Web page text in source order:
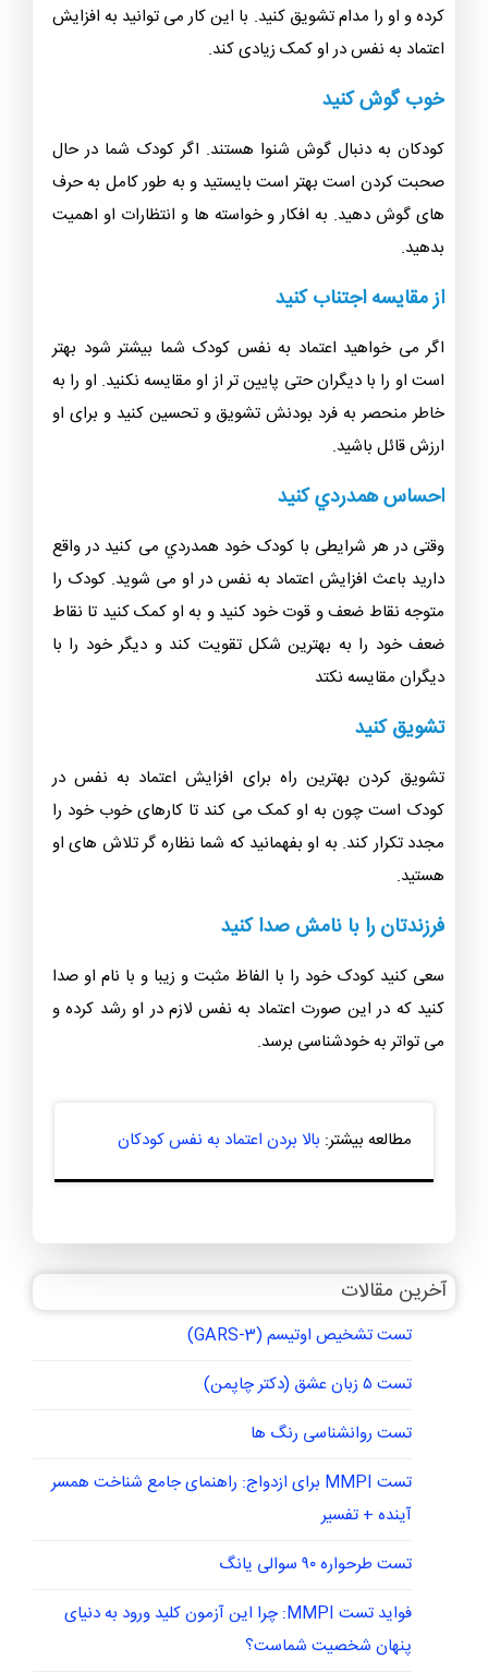
خرید کتاب(کلیک)
از اتفاقات مثبت تجليل كنيد
بهتر است با صدای بلند از کارهای خوب کودک خود صحبت
کرده و او را مدام تشویق کنید. با این کار می توانید به افزایش
اعتماد به نفس در او کمک زیادی کند.
خوب گوش كنيد
کودکان به دنبال گوش شنوا هستند. اگر کودک شما در حال
صحبت کردن است بهتر است بایستید و به طور کامل به حرف
های گوش دهيد. به افکار و خواسته ها و انتظارات او اهمیت
بدهید.
از مقايسه اجتناب كنيد
اگر می خواهید اعتماد به نفس کودک شما بیشتر شود بهتر
است او را با دیگران حتی پایین تر از او مقایسه نکنید. او را به
خاطر منحصر به فرد بودنش تشويق و تحسین کنید و برای او
ارزش قائل باشید.
احساس همدردي كنيد
وقتی در هر شرایطی با کودک خود همدردي می کنید در واقع
داريد باعث افزایش اعتماد به نفس در او می شوید. کودک را
متوجه نقاط ضعف و قوت خود کنید و به او کمک کنید تا نقاط
ضعف خود را به بهترین شکل تقویت کند و دیگر خود را با
دیگران مقایسه نکتد‌
تشويق كنيد
تشويق کردن بهترین راه برای افزایش اعتماد به نفس در
کودک است چون به او کمک می کند تا کارهای خوب خود را
مجدد تکرار کند‌. به او بفهمانید که شما نظاره گر تلاش های او
مطالعه بیشتر: بالا بردن اعتماد به نفس کودکان
آخرین مقالات
تست تشخیص اوتیسم (GARS-3)
تست ۵ زبان عشق (دکتر چاپمن)
تست روانشناسی رنگ ها